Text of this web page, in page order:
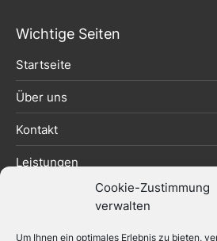
Cookie-Zustimmung
verwalten
Um Ihnen ein optimales Erlebnis zu bieten,
Wichtige Seiten
Startseite
Über uns
Kontakt
Leistungen
Datenschutzerklärung